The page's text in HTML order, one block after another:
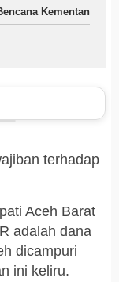
Kementan
terhadap
Aceh Barat
adalah dana
dicampuri
ini keliru.